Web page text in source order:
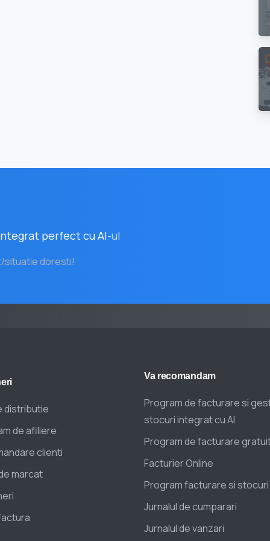
perfect cu AI-ul
situatie doresti!
distributie
de afiliere
clienti
marcat
Va recomandam
Program de facturare si
stocuri integrat cu AI
Program de facturare
Facturier Online
Program facturare si
Jurnalul de cumparari
Jurnalul de vanzari